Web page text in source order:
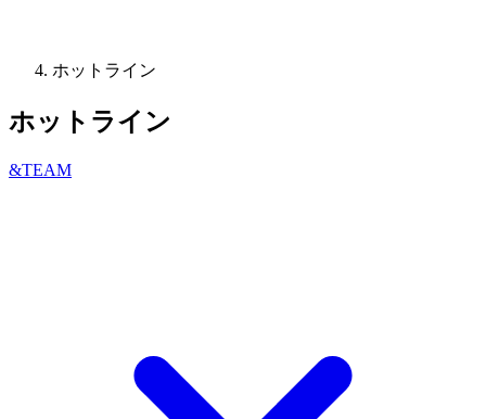
ホットライン
ホットライン
&TEAM